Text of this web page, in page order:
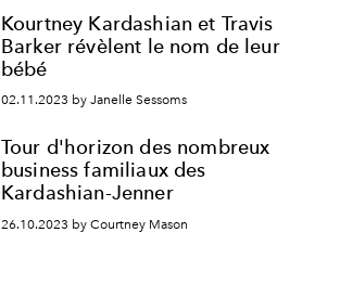
Kourtney Kardashian et Travis
Barker révèlent le nom de leur
bébé
02.11.2023 by Janelle Sessoms
Tour d'horizon des nombreux
business familiaux des
Kardashian-Jenner
26.10.2023 by Courtney Mason